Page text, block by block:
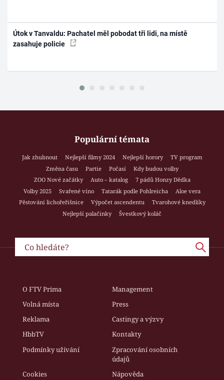
Útok v Tanvaldu: Pachatel měl pobodat tři lidi, na místě
zasahuje policie
Populární témata
Jak zhubnout Nejlepší filmy 2024 Nejlepší horory
TV program
Změna času
Partie Počasí
Kdy budou volby
ZOO Nové začátky
Auto – katalog
7 pádů Honzy Dědka
Volby 2025
Svařené víno Tatarák podle Pohlreicha
Aloe vera
Pěstování lichořeřišnice
Výpočet ascendentu
Tvarohové knedlíky
Nejlepší palačinky
Švestkový koláč
O FTV Prima
Management
Volná místa
Press
Reklama
Castingy a výzvy
HbbTV
Kontakty
Podmínky užívání
Zpracování osobních
údajů
Cookies
Nápověda